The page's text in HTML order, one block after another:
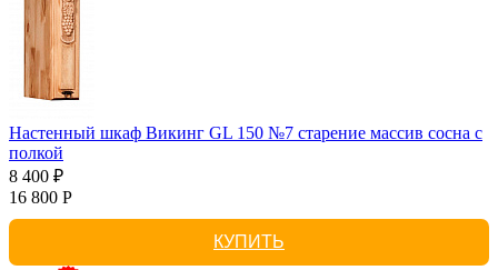
Настенный шкаф Викинг GL 150 №7 старение массив сосна с
полкой
8 400 ₽
16 800 Р
КУПИТЬ